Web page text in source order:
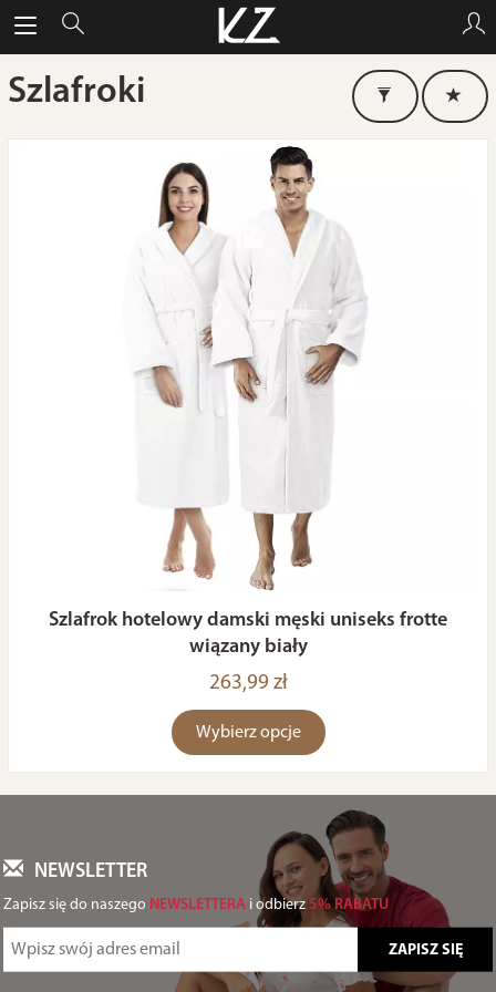
Szlafroki
Szlafrok hotelowy damski męski uniseks frotte
wiązany biały
263,99 zł
Wybierz opcje
NEWSLETTER
Zapisz się do naszego NEWSLETTERA i odbierz 5% RABATU